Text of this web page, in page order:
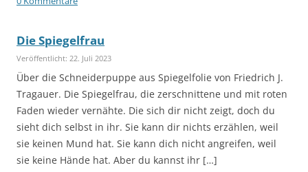
Die Spiegelfrau
Veröffentlicht: 22. Juli 2023
Über die Schneiderpuppe aus Spiegelfolie von Friedrich J.
Tragauer. Die Spiegelfrau, die zerschnittene und mit roten
Faden wieder vernähte. Die sich dir nicht zeigt, doch du
sieht dich selbst in ihr. Sie kann dir nichts erzählen, weil
sie keinen Mund hat. Sie kann dich nicht angreifen, weil
sie keine Hände hat. Aber du kannst ihr […]